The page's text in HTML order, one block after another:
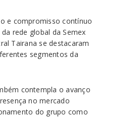
e compromisso contínuo
rede global da Semex
Tairana se destacaram
segmentos da
contempla o avanço
no mercado
do grupo como